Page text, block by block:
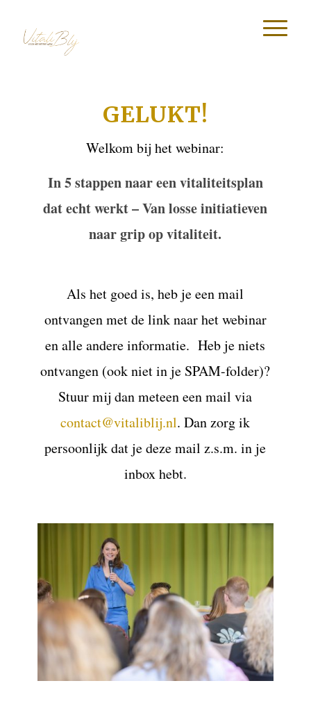
GELUKT!
Welkom bij het webinar:
In 5 stappen naar een vitaliteitsplan
dat echt werkt – Van losse initiatieven
naar grip op vitaliteit.
Als het goed is, heb je een mail
ontvangen met de link naar het webinar
en alle andere informatie. Heb je niets
ontvangen (ook niet in je SPAM-folder)?
Stuur mij dan meteen een mail via
contact@vitaliblij.nl. Dan zorg ik
persoonlijk dat je deze mail z.s.m. in je
inbox hebt.